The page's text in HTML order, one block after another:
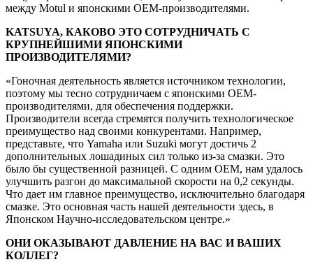
между Motul и японскими OEM-производителями.
KATSUYA, КАКОВО ЭТО СОТРУДНИЧАТЬ С
КРУПНЕЙШИМИ ЯПОНСКИМИ
ПРОИЗВОДИТЕЛЯМИ?
«Гоночная деятельность является источником технологии,
поэтому мы тесно сотрудничаем с японскими OEM-
производителями, для обеспечения поддержки.
Производители всегда стремятся получить технологическое
преимущество над своими конкурентами. Например,
представьте, что Yamaha или Suzuki могут достичь 2
дополнительных лошадиных сил только из-за смазки. Это
было бы существенной разницей. С одним OEM, нам удалось
улучшить разгон до максимальной скорости на 0,2 секунды.
Что дает им главное преимущество, исключительно благодаря
смазке. Это основная часть нашей деятельности здесь, в
Японском Научно-исследовательском центре.»
ОНИ ОКАЗЫВАЮТ ДАВЛЕНИЕ НА ВАС И ВАШИХ
КОЛЛЕГ?